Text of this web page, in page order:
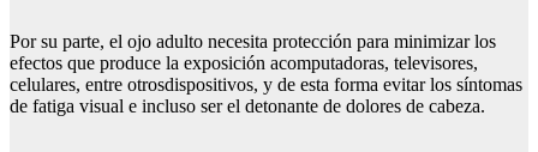
Por su parte, el ojo adulto necesita protección para minimizar los
efectos que produce la exposición acomputadoras, televisores,
celulares, entre otrosdispositivos, y de esta forma evitar los síntomas
de fatiga visual e incluso ser el detonante de dolores de cabeza.